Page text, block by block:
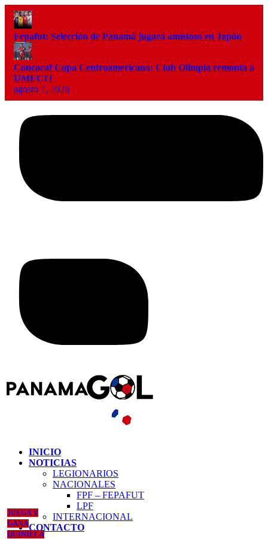
Fepafut: Selección de Panamá jugará amistoso en Japón
Concacaf Copa Centroamericana: Club Olimpia remonta a
UMECIT
agosto 7, 2026
INICIO
NOTICIAS
LEGIONARIOS
NACIONALES
FPF – FEPAFUT
LPF
INTERNACIONAL
CONTACTO
JUEGA Y
GANA
QUINIELA